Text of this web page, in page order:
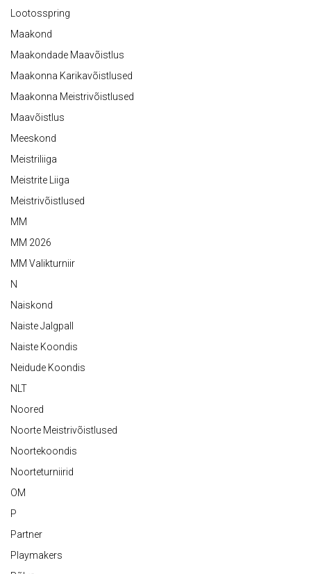
Lootosspring
Maakond
Maakondade Maavõistlus
Maakonna Karikavõistlused
Maakonna Meistrivõistlused
Maavõistlus
Meeskond
Meistriliiga
Meistrite Liiga
Meistrivõistlused
MM
MM 2026
MM Valikturniir
N
Naiskond
Naiste Jalgpall
Naiste Koondis
Neidude Koondis
NLT
Noored
Noorte Meistrivõistlused
Noortekoondis
Noorteturniirid
OM
P
Partner
Playmakers